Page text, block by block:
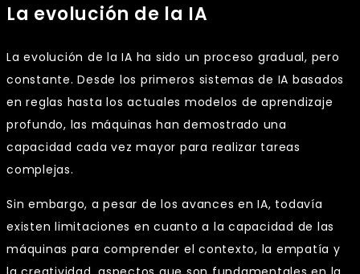
La evolución de la IA
La evolución de la IA ha sido un proceso gradual, pero
constante. Desde los primeros sistemas de IA basados
en reglas hasta los actuales modelos de aprendizaje
profundo, las máquinas han demostrado una
capacidad cada vez mayor para realizar tareas
complejas.
Sin embargo, a pesar de los avances en IA, todavía
existen limitaciones en cuanto a la capacidad de las
máquinas para comprender el contexto, la empatía y